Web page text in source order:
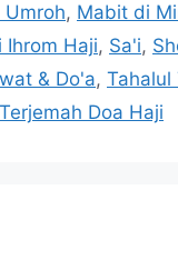
Umroh, Mabit di
Ihrom Haji, Sa'i,
& Do'a, Tahalul
Terjemah Doa Haji